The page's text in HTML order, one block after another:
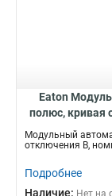
Eaton
полюс, кривая
Модульный
отключения B,
Подробнее
Наличие: Нет на